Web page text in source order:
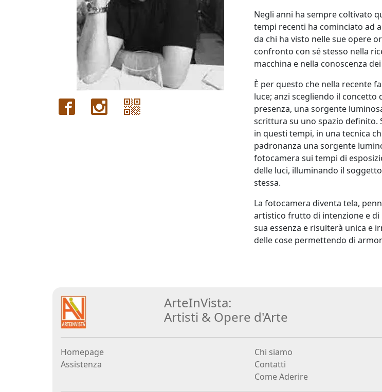
(Federico
Andrés
Maria
Basile
Giuliana
Bellini
Negli anni ha sempre coltivato
tempi recenti ha cominciato ad
da chi ha visto nelle sue opere
confronto con sé stesso nella
macchina e nella conoscenza
È per questo che nella recente
luce; anzi scegliendo il concetto
presenza, una sorgente
scrittura su uno spazio definito.
in questi tempi, in una tecnica
padronanza una sorgente
fotocamera sui tempi di
delle luci, illuminando il
stessa.
La fotocamera diventa tela,
artistico frutto di intenzione e di
sua essenza e risulterà unica e
delle cose permettendo di
ArteInVista:
Artisti & Opere d'Arte
Homepage
Assistenza
Chi siamo
Contatti
Come Aderire